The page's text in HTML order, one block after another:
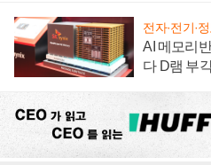
전자·전기·
AI 메모리
다 D램 부